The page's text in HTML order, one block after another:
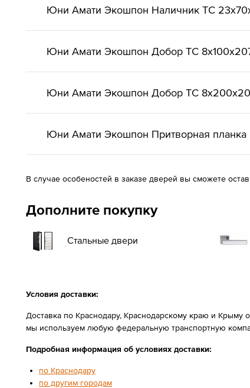
Юни Амати Экошпон Наличник ТС
Юни Амати Экошпон Добор ТС
Юни Амати Экошпон Добор ТС
Юни Амати Экошпон Притворная планка
В случае особеностей в заказе дверей вы сможете
Дополните покупку
Стальные двери
Условия доставки:
Доставка по Краснодару, Краснодарскому краю и Крыму
мы используем любую федеральную транспортную
Подробная информация об условиях доставки:
по Краснодару
по другим городам